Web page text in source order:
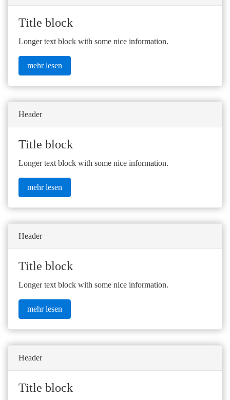
Title block
Longer text block with some nice information.
mehr lesen
Header
Title block
Longer text block with some nice information.
mehr lesen
Header
Title block
Longer text block with some nice information.
mehr lesen
Header
Title block